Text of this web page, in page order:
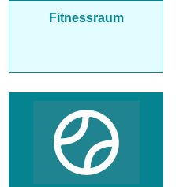
Fitnessraum